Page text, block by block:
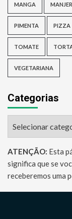
MANGA
PIMENTA PIZZA
TOMATE
VEGETARIANA
Categorias
ATENÇÃO: Esta
significa que se
receberemos uma